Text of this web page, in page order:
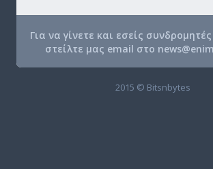
Για να γίνετε και εσείς
στείλτε μας email στο
2015 © Bitsnbytes